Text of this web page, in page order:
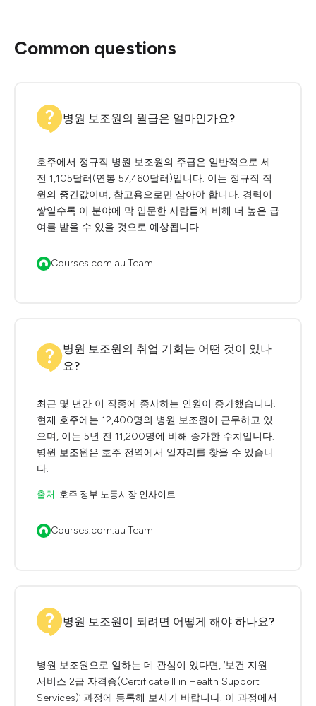
Common questions
병원 보조원의 월급은 얼마인가요?
호주에서 정규직 병원 보조원의 주급은 일반적으로 세
전 1,105달러(연봉 57,460달러)입니다. 이는 정규직 직
원의 중간값이며, 참고용으로만 삼아야 합니다. 경력이
쌓일수록 이 분야에 막 입문한 사람들에 비해 더 높은 급
여를 받을 수 있을 것으로 예상됩니다.
Courses.com.au Team
병원 보조원의 취업 기회는 어떤 것이 있나
요?
최근 몇 년간 이 직종에 종사하는 인원이 증가했습니다.
현재 호주에는 12,400명의 병원 보조원이 근무하고 있
으며, 이는 5년 전 11,200명에 비해 증가한 수치입니다.
병원 보조원은 호주 전역에서 일자리를 찾을 수 있습니
다.
출처: 호주 정부 노동시장 인사이트
Courses.com.au Team
병원 보조원이 되려면 어떻게 해야 하나요?
병원 보조원으로 일하는 데 관심이 있다면, ‘보건 지원
서비스 2급 자격증(Certificate II in Health Support
Services)’ 과정에 등록해 보시기 바랍니다. 이 과정에서